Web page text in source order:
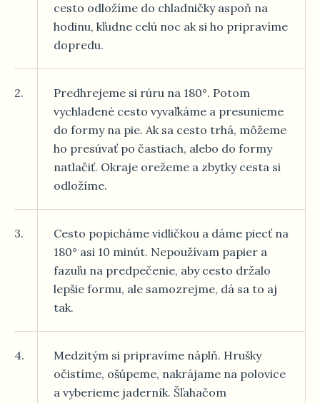
cesto odložíme do chladničky aspoň na
hodinu, kľudne celú noc ak si ho pripravíme
dopredu.
2.
Predhrejeme si rúru na 180°. Potom
vychladené cesto vyvaľkáme a presunieme
do formy na pie. Ak sa cesto trhá, môžeme
ho presúvať po častiach, alebo do formy
natlačiť. Okraje orežeme a zbytky cesta si
odložíme.
3.
Cesto popicháme vidličkou a dáme piecť na
180° asi 10 minút. Nepoužívam papier a
fazuľu na predpečenie, aby cesto držalo
lepšie formu, ale samozrejme, dá sa to aj
tak.
4.
Medzitým si pripravíme náplň. Hrušky
očistíme, ošúpeme, nakrájame na polovice
a vyberieme jaderník. Šľahačom